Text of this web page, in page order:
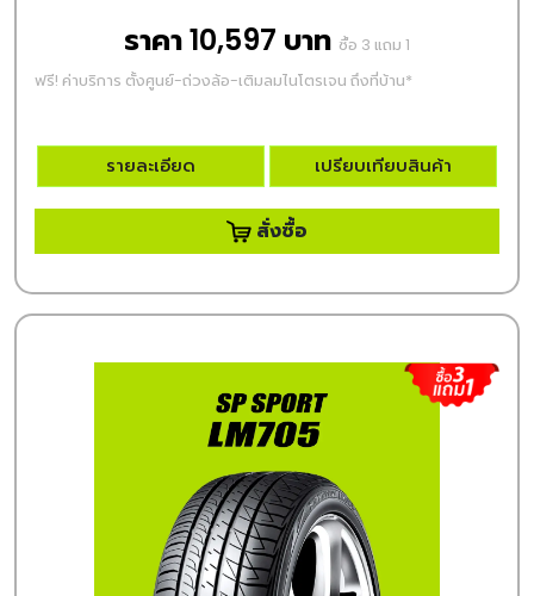
ราคา 10,597 บาท ซื้อ 3 แถม 1
ฟรี! ค่าบริการ ตั้งศูนย์-ถ่วงล้อ-เติมลมไนโตรเจน ถึงที่บ้าน*
รายละเอียด เปรียบเทียบสินค้า
สั่งซื้อ